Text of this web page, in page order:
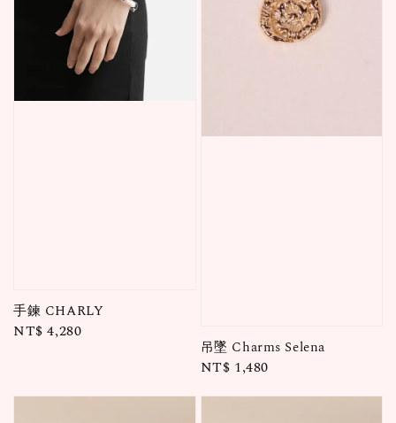
手鍊 CHARLY
Regular
NT$ 4,280
吊墜 Charms Selena
Regular
NT$ 1,480